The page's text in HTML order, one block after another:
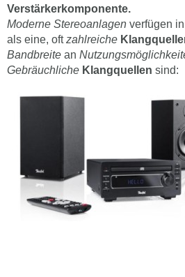
Verstärkerkomponente.
Moderne Stereoanlagen verfügen
als eine, oftzahlreiche
Bandbreite an
Gebräuchliche Klangquellen sind: